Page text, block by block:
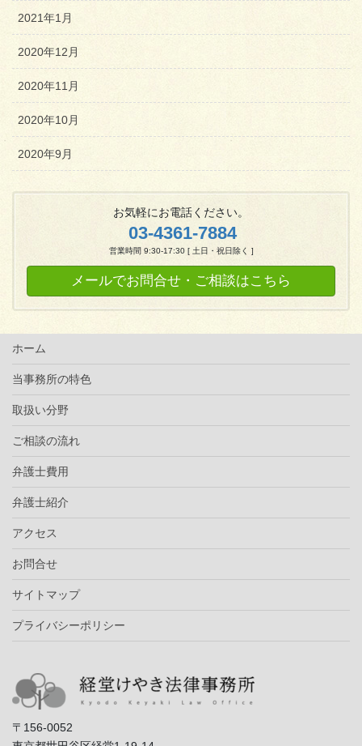
2021年1月
2020年12月
2020年11月
2020年10月
2020年9月
お気軽にお電話ください。
03-4361-7884
営業時間 9:30-17:30 [ 土日・祝日除く ]
メールでお問合せ・ご相談はこちら
ホーム
当事務所の特色
取扱い分野
ご相談の流れ
弁護士費用
弁護士紹介
アクセス
お問合せ
サイトマップ
プライバシーポリシー
〒156-0052